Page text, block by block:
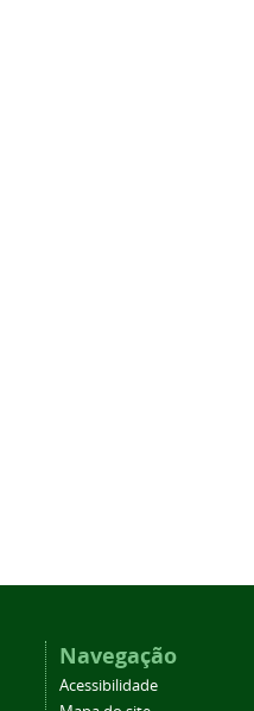
Navegação
Acessibilidade